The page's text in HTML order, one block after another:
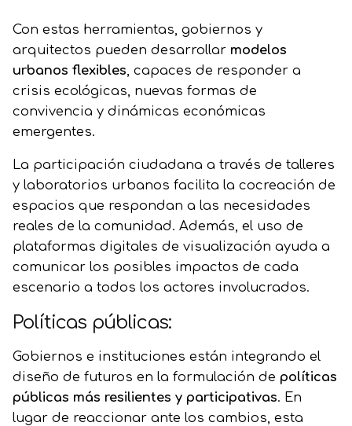
Con estas herramientas, gobiernos y
arquitectos pueden desarrollar modelos
urbanos flexibles, capaces de responder a
crisis ecológicas, nuevas formas de
convivencia y dinámicas económicas
emergentes.
La participación ciudadana a través de talleres
y laboratorios urbanos facilita la cocreación de
espacios que respondan a las necesidades
reales de la comunidad. Además, el uso de
plataformas digitales de visualización ayuda a
comunicar los posibles impactos de cada
escenario a todos los actores involucrados.
Políticas públicas:
Gobiernos e instituciones están integrando el
diseño de futuros en la formulación de políticas
públicas más resilientes y participativas. En
lugar de reaccionar ante los cambios, esta